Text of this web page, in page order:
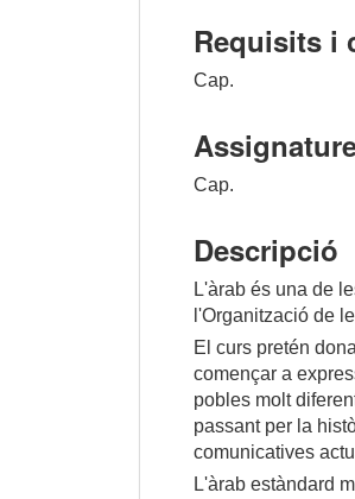
Requisits i
Cap.
Cap.
Descripció
L'àrab és una de
l'Organització de
El curs pretén
començar a
pobles molt
passant per la
comunicatives
L'àrab estàndard